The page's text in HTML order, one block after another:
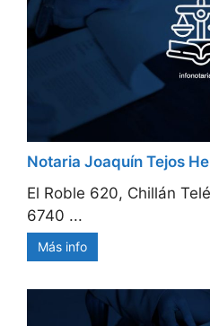
Notaria Joaquín Tejos
El Roble 620, Chillán
6740 ...
Más info